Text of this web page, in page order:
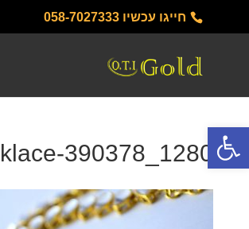
פתח סרגל נגישות
חייגו עכשיו 058-7027333
390378_1280